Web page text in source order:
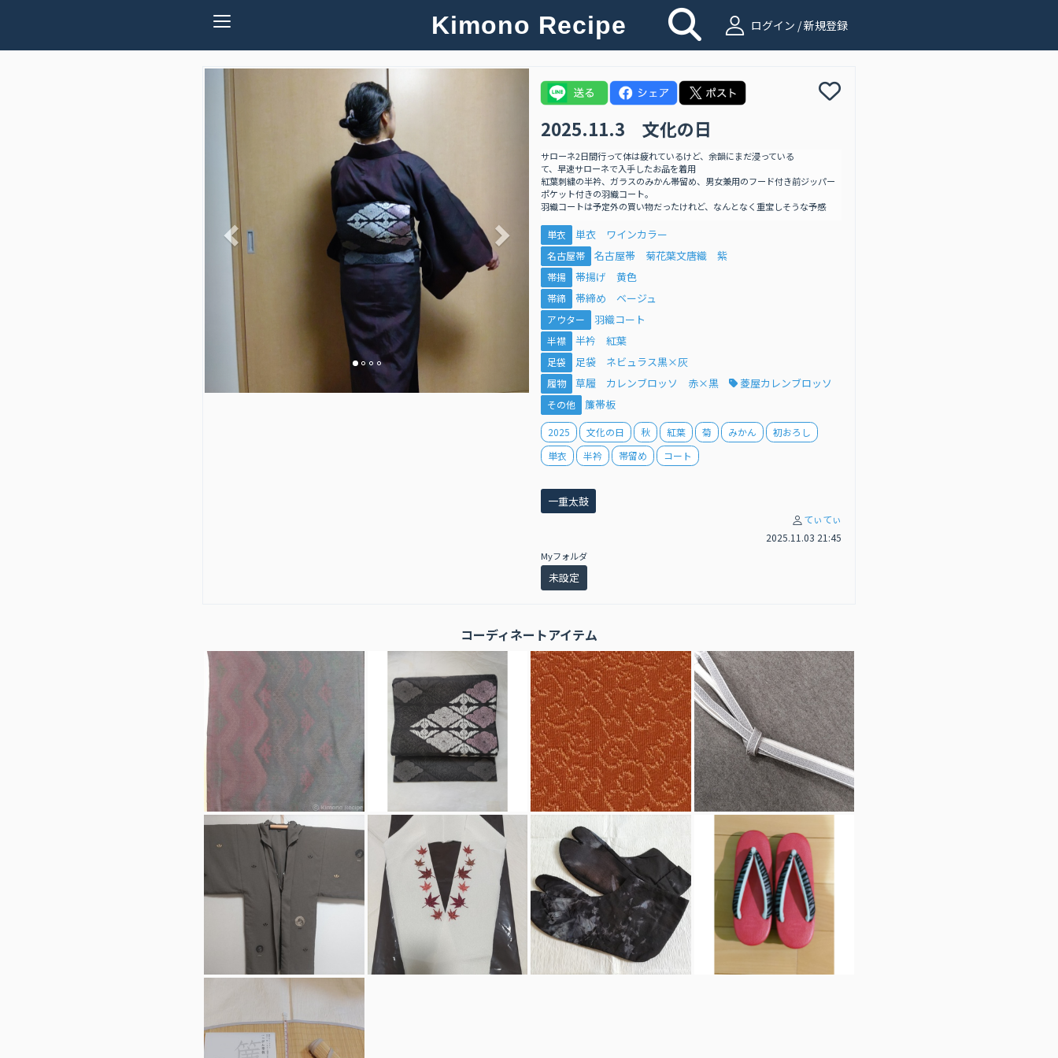
Kimono Recipe ログイン / 新規登録
Previous
2025.11.3 文化の日
サローネ2日間行って体は疲れているけど、余韻にまだ浸っている
て、早速サローネで入手したお品を着用
紅葉刺繍の半衿、ガラスのみかん帯留め、男女兼用のフード付き前ジッパー
ポケット付きの羽織コート。
羽織コートは予定外の買い物だったけれど、なんとなく重宝しそうな予感
単衣 単衣 ワインカラー
名古屋帯 名古屋帯 菊花葉文唐織 紫
帯揚 帯揚げ 黄色
帯締 帯締め ベージュ
アウター 羽織コート
半襟 半衿 紅葉
足袋 足袋 ネビュラス黒×灰
履物 草履 カレンブロッソ 赤×黒 菱屋カレンブロッソ
その他 簾帯板
2025 文化の日 秋 紅葉 菊 みかん
初おろし
単衣
半衿 帯留め コート
一重太鼓
てぃてぃ
2025.11.03 21:45
Myフォルダ
未設定
コーディネートアイテム